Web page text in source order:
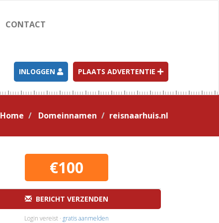
CONTACT
INLOGGEN PLAATS ADVERTENTIE
Home Domeinnamen reisnaarhuis.nl
€100
BERICHT VERZENDEN
Login vereist · gratis aanmelden